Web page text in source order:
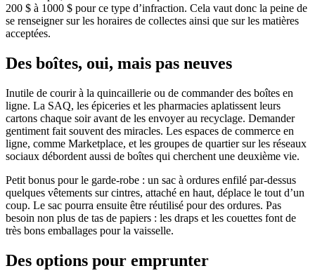
200 $ à 1000 $ pour ce type d’infraction. Cela vaut donc la peine de
se renseigner sur les horaires de collectes ainsi que sur les matières
acceptées.
Des boîtes, oui, mais pas neuves
Inutile de courir à la quincaillerie ou de commander des boîtes en
ligne. La SAQ, les épiceries et les pharmacies aplatissent leurs
cartons chaque soir avant de les envoyer au recyclage. Demander
gentiment fait souvent des miracles. Les espaces de commerce en
ligne, comme Marketplace, et les groupes de quartier sur les réseaux
sociaux débordent aussi de boîtes qui cherchent une deuxième vie.
Petit bonus pour le garde-robe : un sac à ordures enfilé par-dessus
quelques vêtements sur cintres, attaché en haut, déplace le tout d’un
coup. Le sac pourra ensuite être réutilisé pour des ordures. Pas
besoin non plus de tas de papiers : les draps et les couettes font de
très bons emballages pour la vaisselle.
Des options pour emprunter